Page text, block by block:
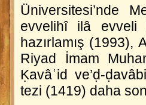
Üniversitesi’nde
evvelihî ilâ evveli
hazırlamış (1993),
Riyad İmam
Ḳavâʿid ve’ḍ-
tezi (1419) daha